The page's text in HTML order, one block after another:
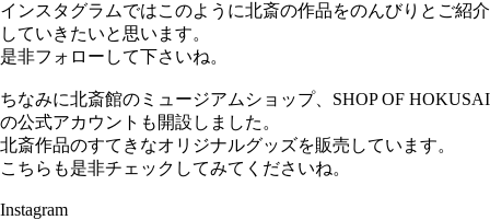
インスタグラムではこのように北斎の作品をのんびりとご紹介
していきたいと思います。
是非フォローして下さいね。
ちなみに北斎館のミュージアムショップ、SHOP OF HOKUSAI
の公式アカウントも開設しました。
北斎作品のすてきなオリジナルグッズを販売しています。
こちらも是非チェックしてみてくださいね。
Instagram